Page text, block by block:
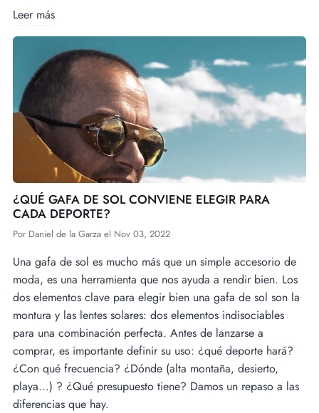
Leer más
¿QUÉ GAFA DE SOL CONVIENE ELEGIR PARA
CADA DEPORTE?
Por Daniel de la Garza el Nov 03, 2022
Una gafa de sol es mucho más que un simple accesorio de
moda, es una herramienta que nos ayuda a rendir bien. Los
dos elementos clave para elegir bien una gafa de sol son la
montura y las lentes solares: dos elementos indisociables
para una combinación perfecta. Antes de lanzarse a
comprar, es importante definir su uso: ¿qué deporte hará?
¿Con qué frecuencia? ¿Dónde (alta montaña, desierto,
playa...) ? ¿Qué presupuesto tiene? Damos un repaso a las
diferencias que hay.